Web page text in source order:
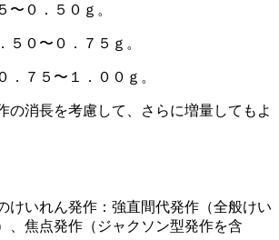
〜０．５０ｇ。
５０〜０．７５ｇ。
．７５〜１．００ｇ。
の消長を考慮して、さらに増量してもよ
いれん発作：強直間代発作（全般けい
、焦点発作（ジャクソン型発作を含